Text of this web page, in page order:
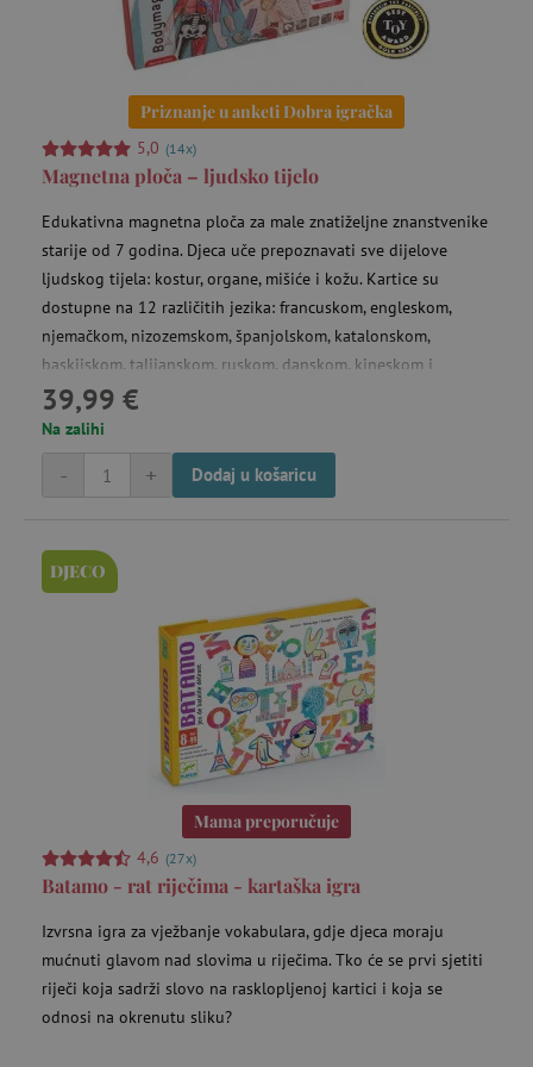
Priznanje u anketi Dobra igračka
5,0 (14x)
Magnetna ploča – ljudsko tijelo
Edukativna magnetna ploča za male znatiželjne znanstvenike
starije od 7 godina. Djeca uče prepoznavati sve dijelove
ljudskog tijela: kostur, organe, mišiće i kožu. Kartice su
dostupne na 12 različitih jezika: francuskom, engleskom,
njemačkom, nizozemskom, španjolskom, katalonskom,
baskijskom, talijanskom, ruskom, danskom, kineskom i
japanskom.
39,99 €
Na zalihi
+
- Dodaj u košaricu
DJECO
Mama preporučuje
4,6 (27x)
Batamo - rat riječima - kartaška igra
Izvrsna igra za vježbanje vokabulara, gdje djeca moraju
mućnuti glavom nad slovima u riječima. Tko će se prvi sjetiti
riječi koja sadrži slovo na rasklopljenoj kartici i koja se
odnosi na okrenutu sliku?
Corporation
.bat.bing.com
ecvisits4-
ecsession4-
f67e22c6c3dacfc9b77b6b40399abc16
www.agatinsvijet.hr
FPAU .agatinsvijet.hr
ar_debug cm.teads.tv
Corporation
.bing.com